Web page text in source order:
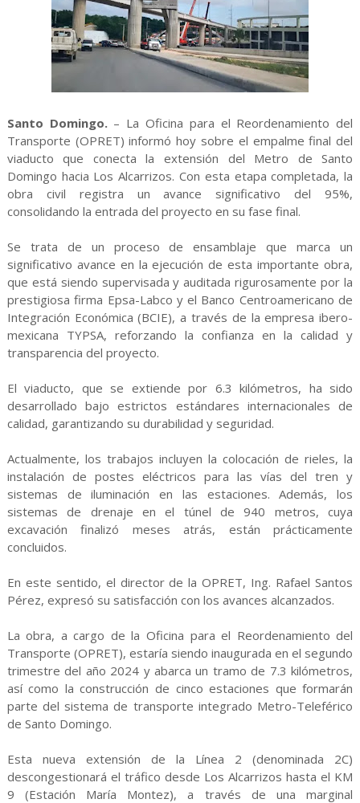
Santo Domingo. – La Oficina para el Reordenamiento del
Transporte (OPRET) informó hoy sobre el empalme final del
viaducto que conecta la extensión del Metro de Santo
Domingo hacia Los Alcarrizos. Con esta etapa completada, la
obra civil registra un avance significativo del 95%,
consolidando la entrada del proyecto en su fase final.
Se trata de un proceso de ensamblaje que marca un
significativo avance en la ejecución de esta importante obra,
que está siendo supervisada y auditada rigurosamente por la
prestigiosa firma Epsa-Labco y el Banco Centroamericano de
Integración Económica (BCIE), a través de la empresa ibero-
mexicana TYPSA, reforzando la confianza en la calidad y
transparencia del proyecto.
El viaducto, que se extiende por 6.3 kilómetros, ha sido
desarrollado bajo estrictos estándares internacionales de
calidad, garantizando su durabilidad y seguridad.
Actualmente, los trabajos incluyen la colocación de rieles, la
instalación de postes eléctricos para las vías del tren y
sistemas de iluminación en las estaciones. Además, los
sistemas de drenaje en el túnel de 940 metros, cuya
excavación finalizó meses atrás, están prácticamente
concluidos.
En este sentido, el director de la OPRET, Ing. Rafael Santos
Pérez, expresó su satisfacción con los avances alcanzados.
La obra, a cargo de la Oficina para el Reordenamiento del
Transporte (OPRET), estaría siendo inaugurada en el segundo
trimestre del año 2024 y abarca un tramo de 7.3 kilómetros,
así como la construcción de cinco estaciones que formarán
parte del sistema de transporte integrado Metro-Teleférico
de Santo Domingo.
Esta nueva extensión de la Línea 2 (denominada 2C)
descongestionará el tráfico desde Los Alcarrizos hasta el KM
9 (Estación María Montez), a través de una marginal